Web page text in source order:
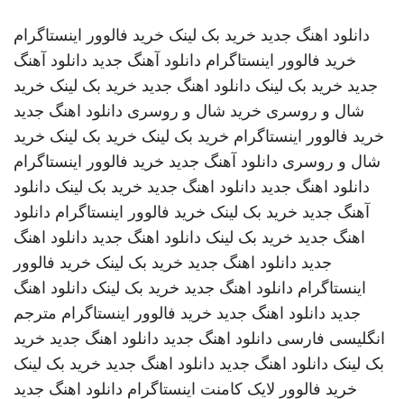
دانلود اهنگ جدید خرید بک لینک خرید فالوور اینستاگرام
خرید فالوور اینستاگرام دانلود آهنگ جدید دانلود آهنگ
جدید خرید بک لینک دانلود اهنگ جدید خرید بک لینک خرید
شال و روسری خرید شال و روسری دانلود اهنگ جدید
خرید فالوور اینستاگرام خرید بک لینک خرید بک لینک خرید
شال و روسری دانلود آهنگ جدید خرید فالوور اینستاگرام
دانلود اهنگ جدید دانلود اهنگ جدید خرید بک لینک دانلود
آهنگ جدید خرید بک لینک خرید فالوور اینستاگرام دانلود
اهنگ جدید خرید بک لینک دانلود اهنگ جدید دانلود اهنگ
جدید دانلود اهنگ جدید خرید بک لینک خرید فالوور
اینستاگرام دانلود اهنگ جدید خرید بک لینک دانلود اهنگ
جدید دانلود اهنگ جدید خرید فالوور اینستاگرام مترجم
انگلیسی فارسی دانلود اهنگ جدید دانلود اهنگ جدید خرید
بک لینک دانلود اهنگ جدید دانلود اهنگ جدید خرید بک لینک
خرید فالوور لایک کامنت اینستاگرام دانلود اهنگ جدید